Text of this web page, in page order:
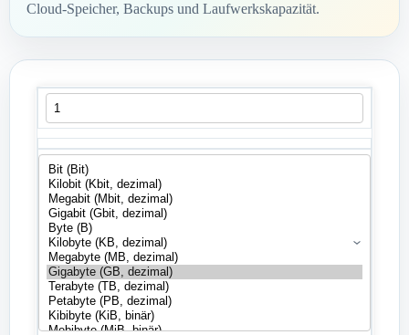
Cloud-Speicher, Backups und Laufwerkskapazität.